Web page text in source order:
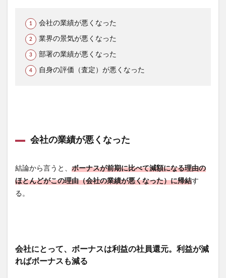
会社の業績が悪くなった
業界の景気が悪くなった
部署の業績が悪くなった
自身の評価（査定）が悪くなった
会社の業績が悪くなった
結論から言うと、 ボーナスが前期に比べて減額になる理由の
ほとんどがこの理由（会社の業績が悪くなった）に帰結す
る。
会社にとって、ボーナスは利益の社員還元。利益が減
ればボーナスも減る